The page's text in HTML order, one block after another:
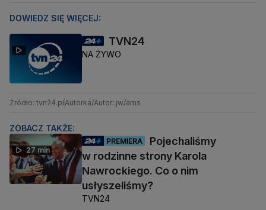
DOWIEDZ SIĘ WIĘCEJ:
TVN24
NA ŻYWO
Źródło: tvn24.plAutorka/Autor: jw/ams
ZOBACZ TAKŻE:
27 min
PREMIERA
Pojechaliśmy
w rodzinne strony Karola
Nawrockiego. Co o nim
usłyszeliśmy?
TVN24